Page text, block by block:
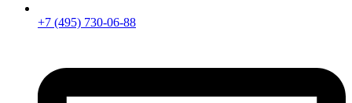
+7 (495) 730-06-88